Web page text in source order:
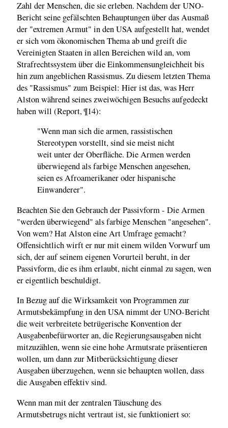
Zahl der Menschen, die sie erleben. Nachdem der UNO-
Bericht seine gefälschten Behauptungen über das Ausmaß
der "extremen Armut" in den USA aufgestellt hat, wendet
er sich vom ökonomischen Thema ab und greift die
Vereinigten Staaten in allen Bereichen wild an, vom
Strafrechtssystem über die Einkommensungleichheit bis
hin zum angeblichen Rassismus. Zu diesem letzten Thema
des "Rassismus" zum Beispiel: Hier ist das, was Herr
Alston während seines zweiwöchigen Besuchs aufgedeckt
haben will (Report, ¶14):
"Wenn man sich die armen, rassistischen
Stereotypen vorstellt, sind sie meist nicht
weit unter der Oberfläche. Die Armen werden
überwiegend als farbige Menschen angesehen,
seien es Afroamerikaner oder hispanische
Einwanderer".
Beachten Sie den Gebrauch der Passivform - Die Armen
"werden überwiegend" als farbige Menschen "angesehen".
Von wem? Hat Alston eine Art Umfrage gemacht?
Offensichtlich wirft er nur mit einem wilden Vorwurf um
sich, der auf seinem eigenen Vorurteil beruht, in der
Passivform, die es ihm erlaubt, nicht einmal zu sagen, wen
er eigentlich beschuldigt.
In Bezug auf die Wirksamkeit von Programmen zur
Armutsbekämpfung in den USA nimmt der UNO-Bericht
die weit verbreitete betrügerische Konvention der
Ausgabenbefürworter an, die Regierungsausgaben nicht
mitzuzählen, wenn sie eine hohe Armutsrate präsentieren
wollen, um dann zur Mitberücksichtigung dieser
Ausgaben überzugehen, wenn sie behaupten wollen, dass
die Ausgaben effektiv sind.
Wenn man mit der zentralen Täuschung des
Armutsbetrugs nicht vertraut ist, sie funktioniert so: